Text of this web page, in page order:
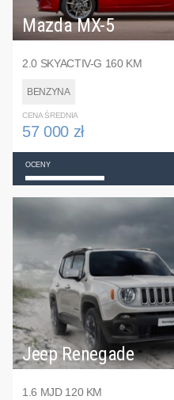
Mazda MX-5
2.0 SKYACTIV-G 160 KM
BENZYNA
CENA ŚREDNIA
57 000 zł
OCENY
Jeep Renegade
1.6 MJD 120 KM